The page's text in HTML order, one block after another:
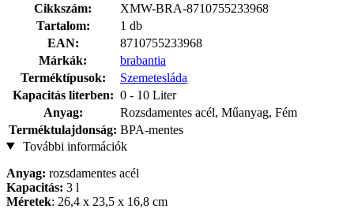
Cikkszám:
XMW-BRA-8710755233968
Tartalom:
1 db
EAN:
8710755233968
Márkák:
brabantia
Terméktípusok:
Szemetesláda
Kapacitás literben: 0 - 10 Liter
Anyag:
Rozsdamentes acél, Műanyag, Fém
Terméktulajdonság: BPA-mentes
További információk
Anyag: rozsdamentes acél
Kapacitás: 3 l
Méretek: 26,4 x 23,5 x 16,8 cm